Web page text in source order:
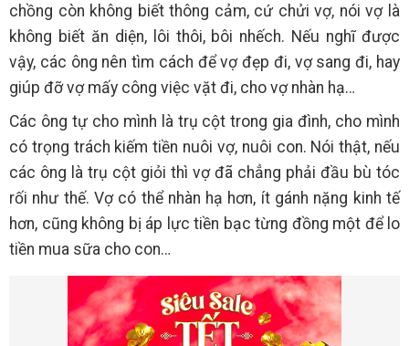
chồng còn không biết thông cảm, cứ chửi vợ, nói vợ là
không biết ăn diện, lôi thôi, bôi nhếch. Nếu nghĩ được
vậy, các ông nên tìm cách để vợ đẹp đi, vợ sang đi, hay
giúp đỡ vợ mấy công việc vặt đi, cho vợ nhàn hạ…
Các ông tự cho mình là trụ cột trong gia đình, cho mình
có trọng trách kiếm tiền nuôi vợ, nuôi con. Nói thật, nếu
các ông là trụ cột giỏi thì vợ đã chẳng phải đầu bù tóc
rối như thế. Vợ có thể nhàn hạ hơn, ít gánh nặng kinh tế
hơn, cũng không bị áp lực tiền bạc từng đồng một để lo
tiền mua sữa cho con…